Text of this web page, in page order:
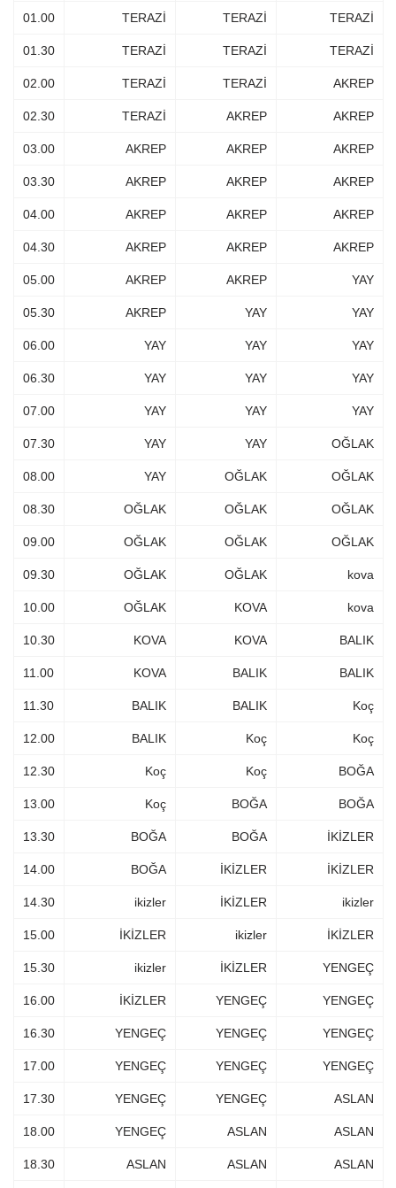
01.00 TERAZİ TERAZİ TERAZİ
01.30 TERAZİ TERAZİ TERAZİ
02.00 TERAZİ TERAZİ AKREP
02.30 TERAZİ AKREP AKREP
03.00 AKREP AKREP AKREP
03.30 AKREP AKREP AKREP
04.00 AKREP AKREP AKREP
04.30 AKREP AKREP AKREP
05.00 AKREP AKREP YAY
05.30 AKREP YAY YAY
06.00 YAY YAY YAY
06.30 YAY YAY YAY
07.00 YAY YAY YAY
07.30 YAY YAY OĞLAK
08.00 YAY OĞLAK OĞLAK
08.30 OĞLAK OĞLAK OĞLAK
09.00 OĞLAK OĞLAK OĞLAK
09.30 OĞLAK OĞLAK kova
10.00 OĞLAK KOVA kova
10.30 KOVA KOVA BALIK
11.00 KOVA BALIK BALIK
11.30 BALIK BALIK Koç
12.00 BALIK Koç Koç
12.30 Koç Koç BOĞA
13.00 Koç BOĞA BOĞA
13.30 BOĞA BOĞA İKİZLER
14.00 BOĞA İKİZLER İKİZLER
14.30 ikizler İKİZLER ikizler
15.00 İKİZLER ikizler İKİZLER
15.30 ikizler İKİZLER YENGEÇ
16.00 İKİZLER YENGEÇ YENGEÇ
16.30 YENGEÇ YENGEÇ YENGEÇ
17.00 YENGEÇ YENGEÇ YENGEÇ
17.30 YENGEÇ YENGEÇ ASLAN
18.00 YENGEÇ ASLAN ASLAN
18.30 ASLAN ASLAN ASLAN